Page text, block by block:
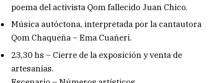
poema del activista Qom fallecido Juan Chico.
Música autóctona, interpretada por la cantautora
Qom Chaqueña – Ema Cuañeri.
23,30 hs – Cierre de la exposición y venta de
artesanías.